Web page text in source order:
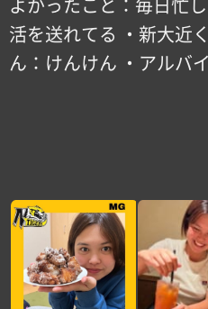
よかったこと：毎日忙
活を送れてる ・新大近
ん：けんけん ・アルバ